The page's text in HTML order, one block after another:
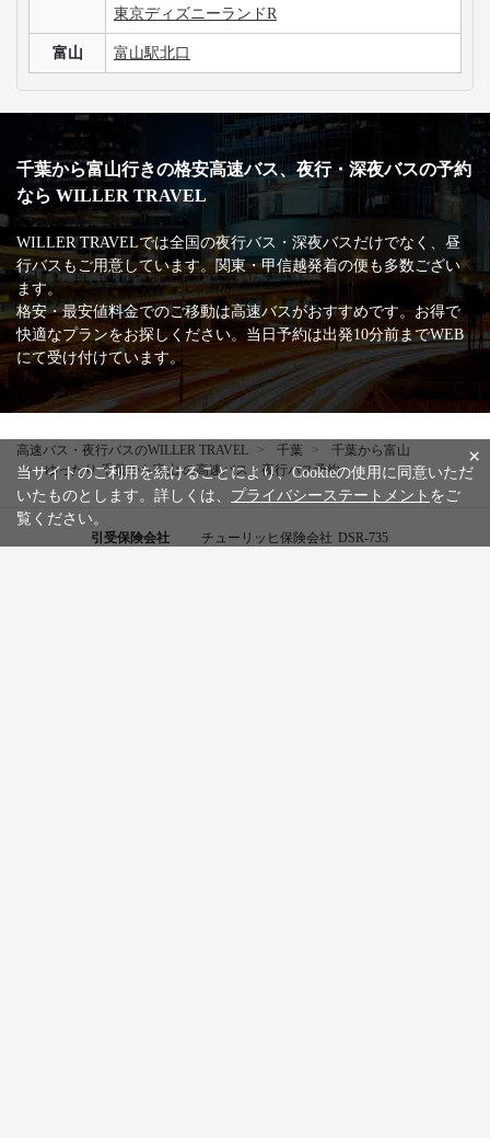
東京ディズニーランドR
富山 富山駅北口
千葉から富山行きの格安高速バス、夜行・深夜バスの予約
なら WILLER TRAVEL
WILLER TRAVELでは全国の夜行バス・深夜バスだけでなく、昼
行バスもご用意しています。関東・甲信越発着の便も多数ござい
ます。
格安・最安値料金でのご移動は高速バスがおすすめです。お得で
快適なプランをお探しください。当日予約は出発10分前までWEB
にて受け付けています。
高速バス・夜行バスのWILLER TRAVEL 千葉
千葉から富山
ゆったり 千葉から富山 の高速バス・夜行バス予約
引受保険会社 チューリッヒ保険会社 DSR-735
×
当サイトのご利用を続けることにより、Cookieの使用に同意いただ
いたものとします。詳しくは、 プライバシーステートメント をご
覧ください。